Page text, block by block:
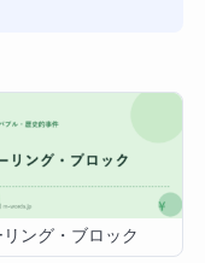
リング・ブロック